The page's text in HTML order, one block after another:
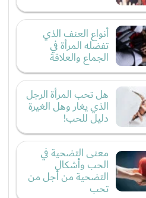
أنواع العنف الذي
تفضله المرأة في
الجماع والعلاقة
هل تحب المرأة الرجل
الذي يغار وهل الغيرة
دليل للحب!
معنى التضحية في
الحب وأشكال
التضحية من أجل من
تحب